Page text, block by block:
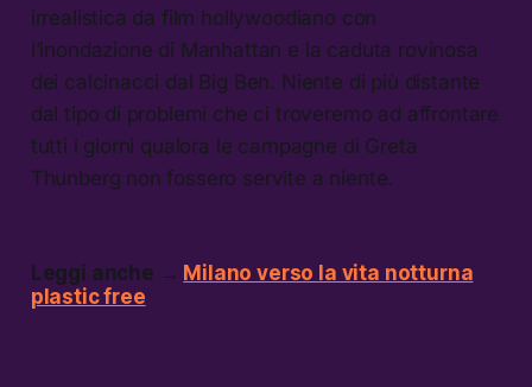
irrealistica da film hollywoodiano con
l’inondazione di Manhattan e la caduta rovinosa
dei calcinacci dal Big Ben. Niente di più distante
dal tipo di problemi che ci troveremo ad affrontare
tutti i giorni qualora le campagne di Greta
Thunberg non fossero servite a niente.
Leggi anche → Milano verso la vita notturna
plastic free